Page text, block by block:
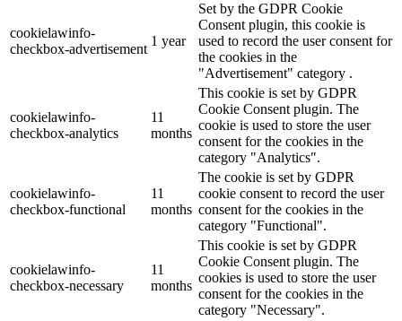
cookielawinfo-
checkbox-advertisement
1 year
Set by the GDPR Cookie
Consent plugin, this cookie is
used to record the user consent for
the cookies in the
"Advertisement" category .
cookielawinfo-
checkbox-analytics
11
months
This cookie is set by GDPR
Cookie Consent plugin. The
cookie is used to store the user
consent for the cookies in the
category "Analytics".
cookielawinfo-
checkbox-functional
11
months
The cookie is set by GDPR
cookie consent to record the user
consent for the cookies in the
category "Functional".
cookielawinfo-
checkbox-necessary
11
months
This cookie is set by GDPR
Cookie Consent plugin. The
cookies is used to store the user
consent for the cookies in the
category "Necessary".